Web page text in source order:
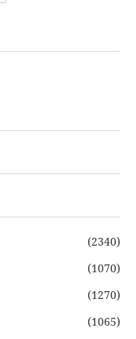
(2340)
(1070)
(1270)
(1065)